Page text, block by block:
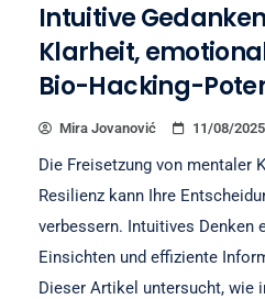
Intuitive
Klarheit,
Bio-Hacking-
Mira Jovanović 11/08/2025
Die Freisetzung von mentaler
Resilienz kann Ihre
verbessern. Intuitives Denken
Einsichten und effiziente
Dieser Artikel untersucht, wie